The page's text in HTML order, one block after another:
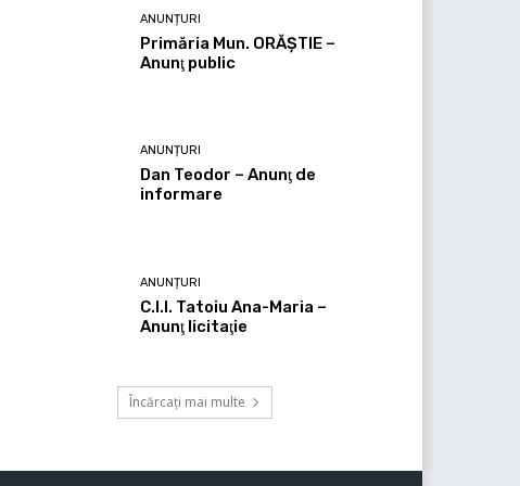
ANUNȚURI
Primăria Mun. ORĂȘTIE –
Anunţ public
ANUNȚURI
Dan Teodor – Anunţ de
informare
ANUNȚURI
C.I.I. Tatoiu Ana-Maria –
Anunţ licitaţie
Încărcați mai multe